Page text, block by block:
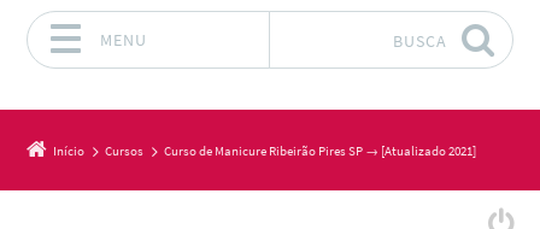
MENU BUSCA
Início Cursos Curso de Manicure Ribeirão Pires SP → [Atualizado 2021]